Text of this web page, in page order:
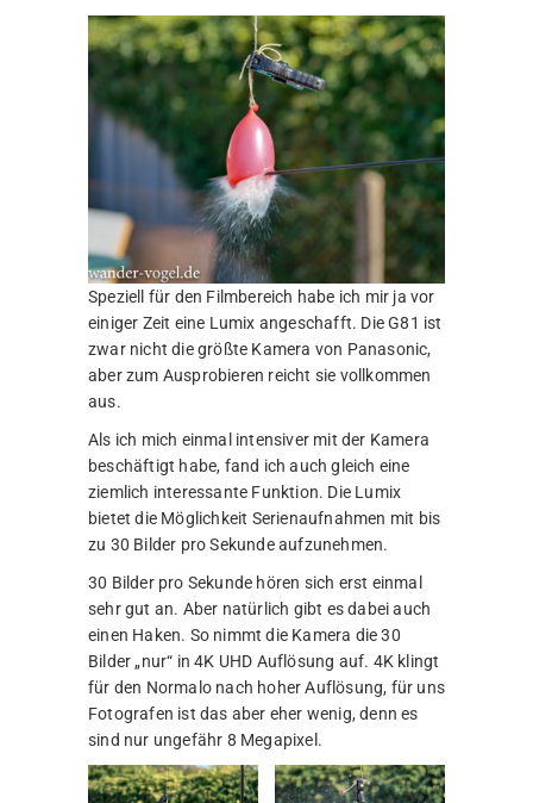
Speziell für den Filmbereich habe ich mir ja vor
einiger Zeit eine Lumix angeschafft. Die G81 ist
zwar nicht die größte Kamera von Panasonic,
aber zum Ausprobieren reicht sie vollkommen
aus.
Als ich mich einmal intensiver mit der Kamera
beschäftigt habe, fand ich auch gleich eine
ziemlich interessante Funktion. Die Lumix
bietet die Möglichkeit Serienaufnahmen mit bis
zu 30 Bilder pro Sekunde aufzunehmen.
30 Bilder pro Sekunde hören sich erst einmal
sehr gut an. Aber natürlich gibt es dabei auch
einen Haken. So nimmt die Kamera die 30
Bilder „nur“ in 4K UHD Auflösung auf. 4K klingt
für den Normalo nach hoher Auflösung, für uns
Fotografen ist das aber eher wenig, denn es
sind nur ungefähr 8 Megapixel.